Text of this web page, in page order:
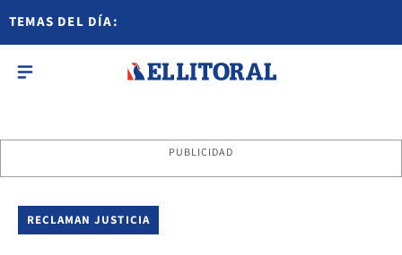
TEMAS DEL DÍA:
PUBLICIDAD
RECLAMAN JUSTICIA